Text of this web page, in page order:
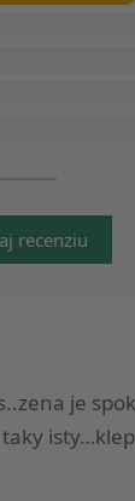
recenziu
je